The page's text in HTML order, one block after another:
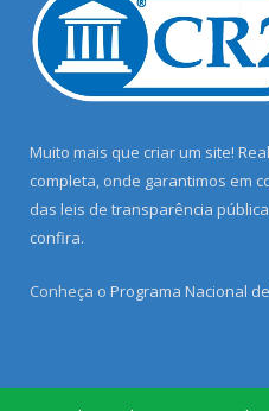
Muito mais que criar um site!
completa, onde garantimos em
das leis de transparência
confira.
Conheça o Programa Nacional